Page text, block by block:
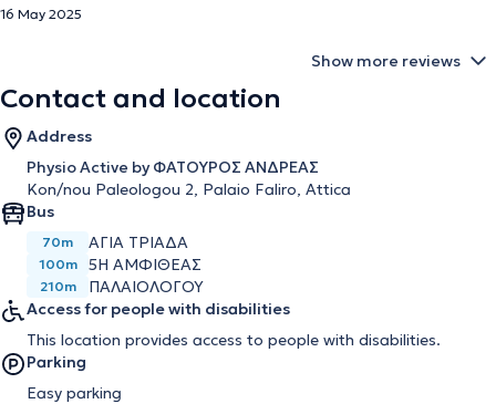
16 May 2025
Show more reviews
Contact and location
Address
Physio Active by ΦΑΤΟΥΡΟΣ ΑΝΔΡΕΑΣ
Kon/nou Paleologou 2, Palaio Faliro, Attica
Bus
70m ΑΓΙΑ ΤΡΙΑΔΑ
100m 5Η ΑΜΦΙΘΕΑΣ
210m
ΠΑΛΑΙΟΛΟΓΟΥ
Access for people with disabilities
This location provides access to people with disabilities.
Parking
Easy parking